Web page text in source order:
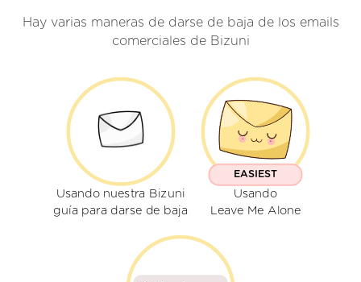
Hay varias maneras de darse de baja de los emails
comerciales de Bizuni
Usando nuestra Bizuni
guía para darse de baja
EASIEST
Usando
Leave Me Alone